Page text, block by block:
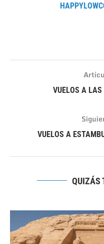
VUELOS A
VUELOS A
QUIZÁS